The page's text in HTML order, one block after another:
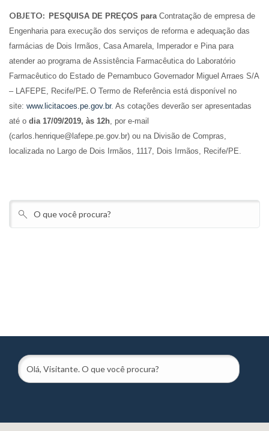
OBJETO: PESQUISA DE PREÇOS paraContratação de empresa de
Engenharia para execução dos serviços de reforma e adequação das
farmácias de Dois Irmãos, Casa Amarela, Imperador e Pina para
atender ao programa de Assistência Farmacêutica do Laboratório
Farmacêutico do Estado de Pernambuco Governador Miguel Arraes S/A
– LAFEPE, Recife/PE. O Termo de Referência está disponível no
site: www.licitacoes.pe.gov.br. As cotações deverão ser apresentadas
até o dia 17/09/2019, às 12h, por e-mail
(carlos.henrique@lafepe.pe.gov.br) ou na Divisão de Compras,
localizada no Largo de Dois Irmãos, 1117, Dois Irmãos, Recife/PE.